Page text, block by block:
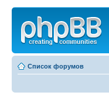
Список форумов